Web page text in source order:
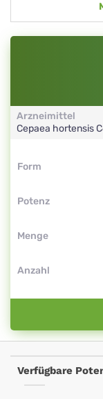
Arzneimittel
Cepaea hortensis
Form
Potenz
Menge
Anzahl
Verfügbare